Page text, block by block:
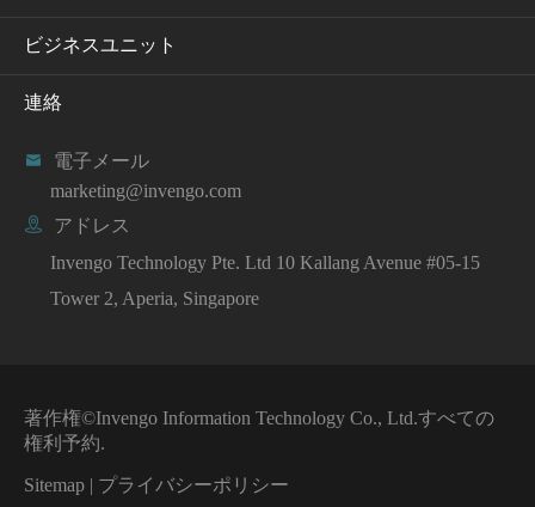
ビジネスユニット
連絡

電子メール
marketing@invengo.com

アドレス
Invengo Technology Pte. Ltd 10 Kallang Avenue #05-15
Tower 2, Aperia, Singapore
著作権©Invengo Information Technology Co., Ltd.すべての
権利予約.
Sitemap | プライバシーポリシー